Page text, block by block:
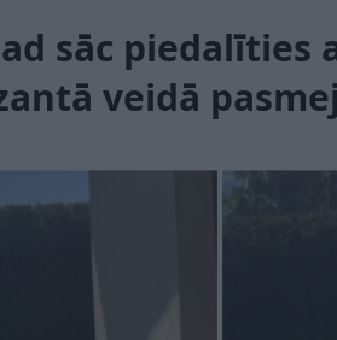
sāc piedalīties
veidā